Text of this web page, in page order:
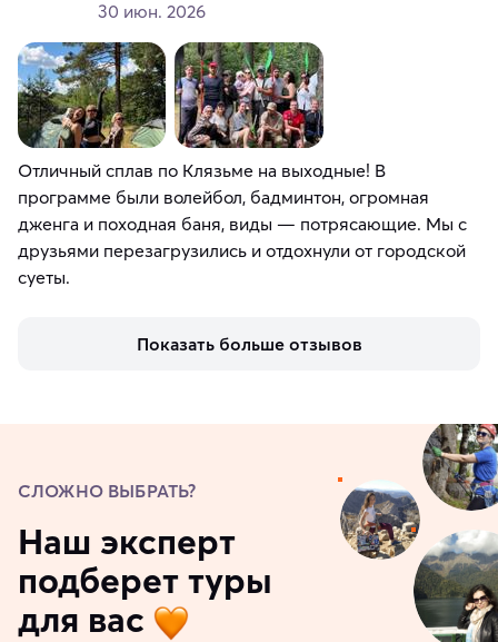
30 июн. 2026
Отличный сплав по Клязьме на выходные! В
программе были волейбол, бадминтон, огромная
дженга и походная баня, виды — потрясающие. Мы с
друзьями перезагрузились и отдохнули от городской
суеты.
Показать больше отзывов
СЛОЖНО ВЫБРАТЬ?
Наш эксперт
подберет туры
для вас